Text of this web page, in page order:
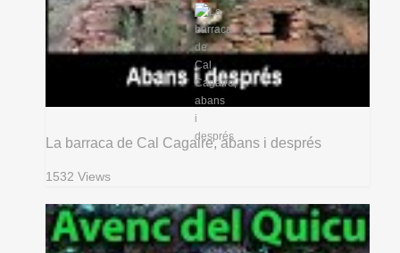
La barraca de Cal Cagaire, abans i després
1532 Views